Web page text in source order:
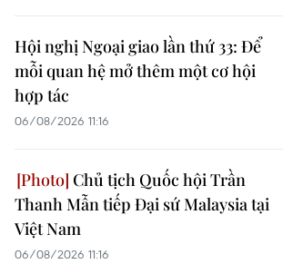
Hội nghị Ngoại giao lần thứ 33: Để
mỗi quan hệ mở thêm một cơ hội
hợp tác
06/08/2026 11:16
Chủ tịch Quốc hội Trần
Thanh Mẫn tiếp Đại sứ Malaysia tại
Việt Nam
06/08/2026 11:16